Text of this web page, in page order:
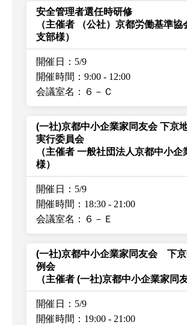
安全管理者選任時研修
（主催者 （公社）京都労働基準
支部様）
開催日：5/9
開催時間：9:00 - 12:00
会議室名：６－Ｃ
(一社)京都中小企業家同友会 下京
実行委員会
（主催者 一般社団法人京都中小企
様）
開催日：5/9
開催時間：18:30 - 21:00
会議室名：６－Ｅ
(一社)京都中小企業家同友会 下
例会
（主催者 (一社)京都中小企業家同
開催日：5/9
開催時間：19:00 - 21:00